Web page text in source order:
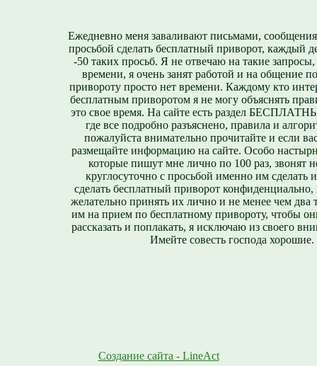
Ежедневно меня заваливают письмами,
просьбой сделать бесплатный приворот, каждый
-50 таких просьб. Я не отвечаю на такие
времени, я очень занят работой и на общение
привороту просто нет времени. Каждому кто
бесплатным приворотом я не могу объяснять
это свое время. На сайте есть раздел
где все подробно разъяснено, правила и
пожалуйста внимательно прочитайте и если
размещайте информацию на сайте. Особо
которые пишут мне лично по 100 раз, звонят
круглосуточно с просьбой именно им сделать
сделать бесплатный приворот конфиденциально,
желательно принять их лично и не менее чем два
им на прием по бесплатному привороту, чтобы
рассказать и поплакать, я исключаю из своего
Имейте совесть господа хорошие.
Создание сайта - LineAct